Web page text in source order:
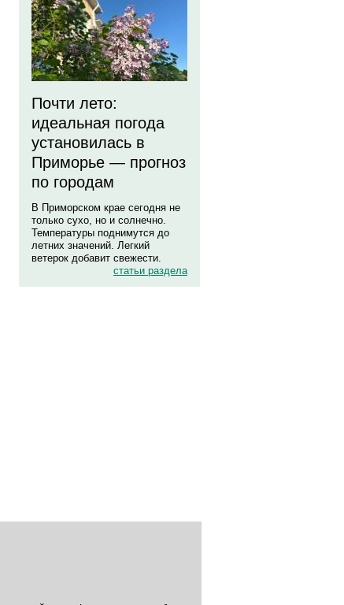
Почти лето:
идеальная погода
установилась в
Приморье — прогноз
по городам
В Приморском крае сегодня не
только сухо, но и солнечно.
Температуры поднимутся до
летних значений. Легкий
ветерок добавит свежести.
статьи раздела